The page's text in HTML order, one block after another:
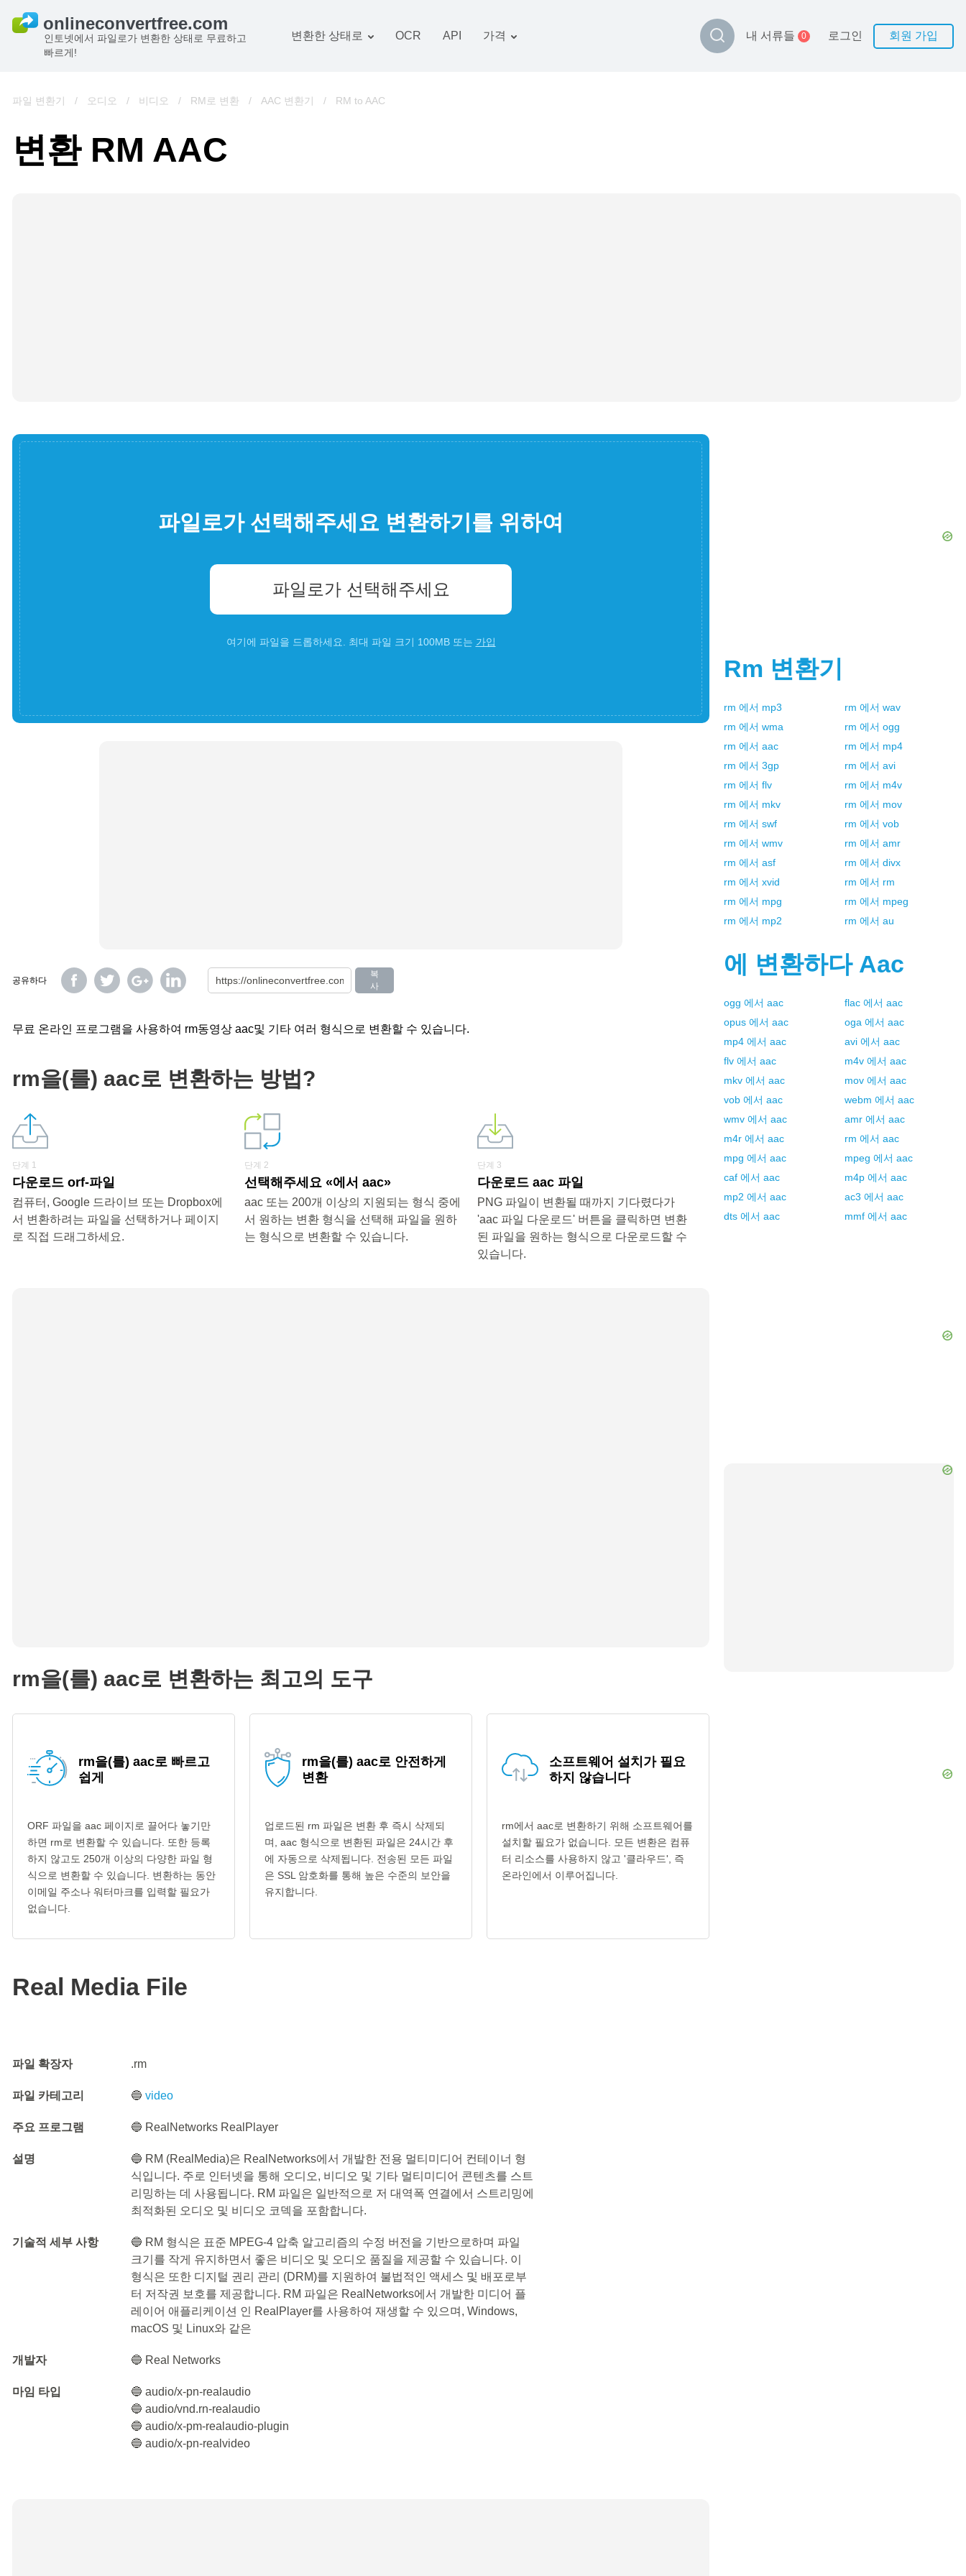
인토넷에서 파일로가 변환한 상태로 무료하고
빠르게!
변환한 상태로
그림 변환기
OCR API 가격 내 서류들 0 로그인 회원 가입
파일 변환기 / 오디오 / 비디오 / RM로 변환 / AAC 변환기 / RM to AAC
변환 RM AAC
파일로가 선택해주세요 변환하기를 위하여
파일로가 선택해주세요
여기에 파일을 드롭하세요. 최대 파일 크기 100MB 또는 가입
공유하다
복
사
무료 온라인 프로그램을 사용하여 rm동영상 aac및 기타 여러 형식으로 변환할 수 있습니다.
rm을(를) aac로 변환하는 방법?
단계 1
다운로드 orf-파일
컴퓨터, Google 드라이브 또는 Dropbox에
서 변환하려는 파일을 선택하거나 페이지
로 직접 드래그하세요.
단계 2
선택해주세요 «에서 aac»
aac 또는 200개 이상의 지원되는 형식 중에
서 원하는 변환 형식을 선택해 파일을 원하
는 형식으로 변환할 수 있습니다.
단계 3
다운로드 aac 파일
PNG 파일이 변환될 때까지 기다렸다가
'aac 파일 다운로드' 버튼을 클릭하면 변환
된 파일을 원하는 형식으로 다운로드할 수
있습니다.
rm을(를) aac로 변환하는 최고의 도구
rm을(를) aac로 빠르고
쉽게
ORF 파일을 aac 페이지로 끌어다 놓기만
하면 rm로 변환할 수 있습니다. 또한 등록
하지 않고도 250개 이상의 다양한 파일 형
식으로 변환할 수 있습니다. 변환하는 동안
이메일 주소나 워터마크를 입력할 필요가
없습니다.
rm을(를) aac로 안전하게
변환
업로드된 rm 파일은 변환 후 즉시 삭제되
며, aac 형식으로 변환된 파일은 24시간 후
에 자동으로 삭제됩니다. 전송된 모든 파일
은 SSL 암호화를 통해 높은 수준의 보안을
유지합니다.
소프트웨어 설치가 필요
하지 않습니다
rm에서 aac로 변환하기 위해 소프트웨어를
설치할 필요가 없습니다. 모든 변환은 컴퓨
터 리소스를 사용하지 않고 '클라우드', 즉
온라인에서 이루어집니다.
Real Media File
파일 확장자 .rm
파일 카테고리 🔵video
주요 프로그램 🔵 RealNetworks RealPlayer
설명
🔵 RM (RealMedia)은 RealNetworks에서 개발한 전용 멀티미디어 컨테이너 형
식입니다. 주로 인터넷을 통해 오디오, 비디오 및 기타 멀티미디어 콘텐츠를 스트
리밍하는 데 사용됩니다. RM 파일은 일반적으로 저 대역폭 연결에서 스트리밍에
최적화된 오디오 및 비디오 코덱을 포함합니다.
기술적 세부 사항
🔵 RM 형식은 표준 MPEG-4 압축 알고리즘의 수정 버전을 기반으로하며 파일
크기를 작게 유지하면서 좋은 비디오 및 오디오 품질을 제공할 수 있습니다. 이
형식은 또한 디지털 권리 관리 (DRM)를 지원하여 불법적인 액세스 및 배포로부
터 저작권 보호를 제공합니다. RM 파일은 RealNetworks에서 개발한 미디어 플
레이어 애플리케이션 인 RealPlayer를 사용하여 재생할 수 있으며, Windows,
macOS 및 Linux와 같은
개발자 🔵 Real Networks
마임 타입
🔵 audio/x-pn-realaudio
🔵 audio/vnd.rn-realaudio
🔵 audio/x-pm-realaudio-plugin
🔵 audio/x-pn-realvideo
Rm 변환기
rm 에서 mp3 rm 에서 wav
rm 에서 wma rm 에서 ogg
rm 에서 aac rm 에서 mp4
rm 에서 3gp rm 에서 avi
rm 에서 flv rm 에서 m4v
rm 에서 mkv rm 에서 mov
rm 에서 swf rm 에서 vob
rm 에서 wmv rm 에서 amr
rm 에서 asf rm 에서 divx
rm 에서 xvid rm 에서 rm
rm 에서 mpg rm 에서 mpeg
rm 에서 mp2 rm 에서 au
에 변환하다 Aac
ogg 에서 aac flac 에서 aac
opus 에서 aac oga 에서 aac
mp4 에서 aac avi 에서 aac
flv 에서 aac m4v 에서 aac
mkv 에서 aac mov 에서 aac
vob 에서 aac webm 에서 aac
wmv 에서 aac amr 에서 aac
m4r 에서 aac rm 에서 aac
mpg 에서 aac mpeg 에서 aac
caf 에서 aac m4p 에서 aac
mp2 에서 aac ac3 에서 aac
dts 에서 aac mmf 에서 aac